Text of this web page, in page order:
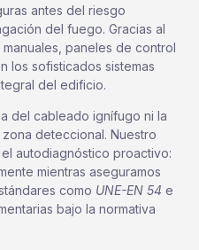
antes del riesgo
del fuego. Gracias al
paneles de control
los sofisticados sistemas
del edificio.
del cableado ignífugo ni la
deteccional. Nuestro
autodiagnóstico proactivo:
mientras aseguramos
como UNE-EN 54 e
bajo la normativa